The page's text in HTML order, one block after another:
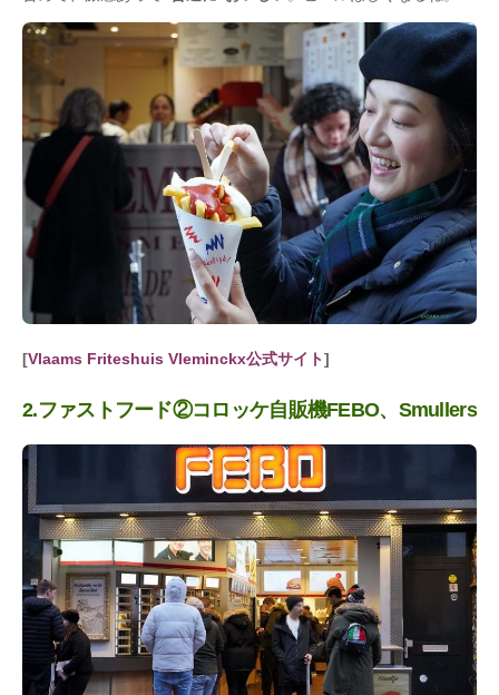
[Vlaams Friteshuis Vleminckx公式サイト]
2.ファストフード②コロッケ自販機FEBO、Smullers